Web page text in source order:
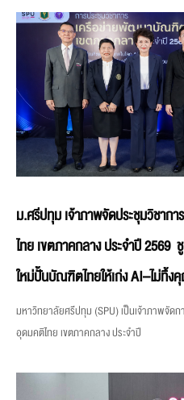
ม.ศรีปทุม เจ้าภาพจัดประชุมวิชา
ไทย เขตภาคกลาง ประจำปี 2569
ใหม่ปั้นบัณฑิตไทยให้เก่ง AI–ไม่ทิ้
มหาวิทยาลัยศรีปทุม (SPU) เป็นเจ้าภาพจั
อุดมคติไทย เขตภาคกลาง ประจำปี